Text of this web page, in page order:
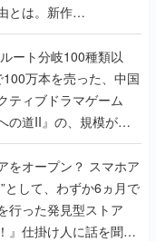
とは。新作
』で初タッグを組
訊く開発秘話
ート分岐100種類以
100万本を売った、中国
ティブドラマゲーム
の道II』の、規模が違
ューサーに聞いた
プン？ スマホア
として、わずか6ヵ月で
行った発見型ストア
』仕掛け人に話を聞い